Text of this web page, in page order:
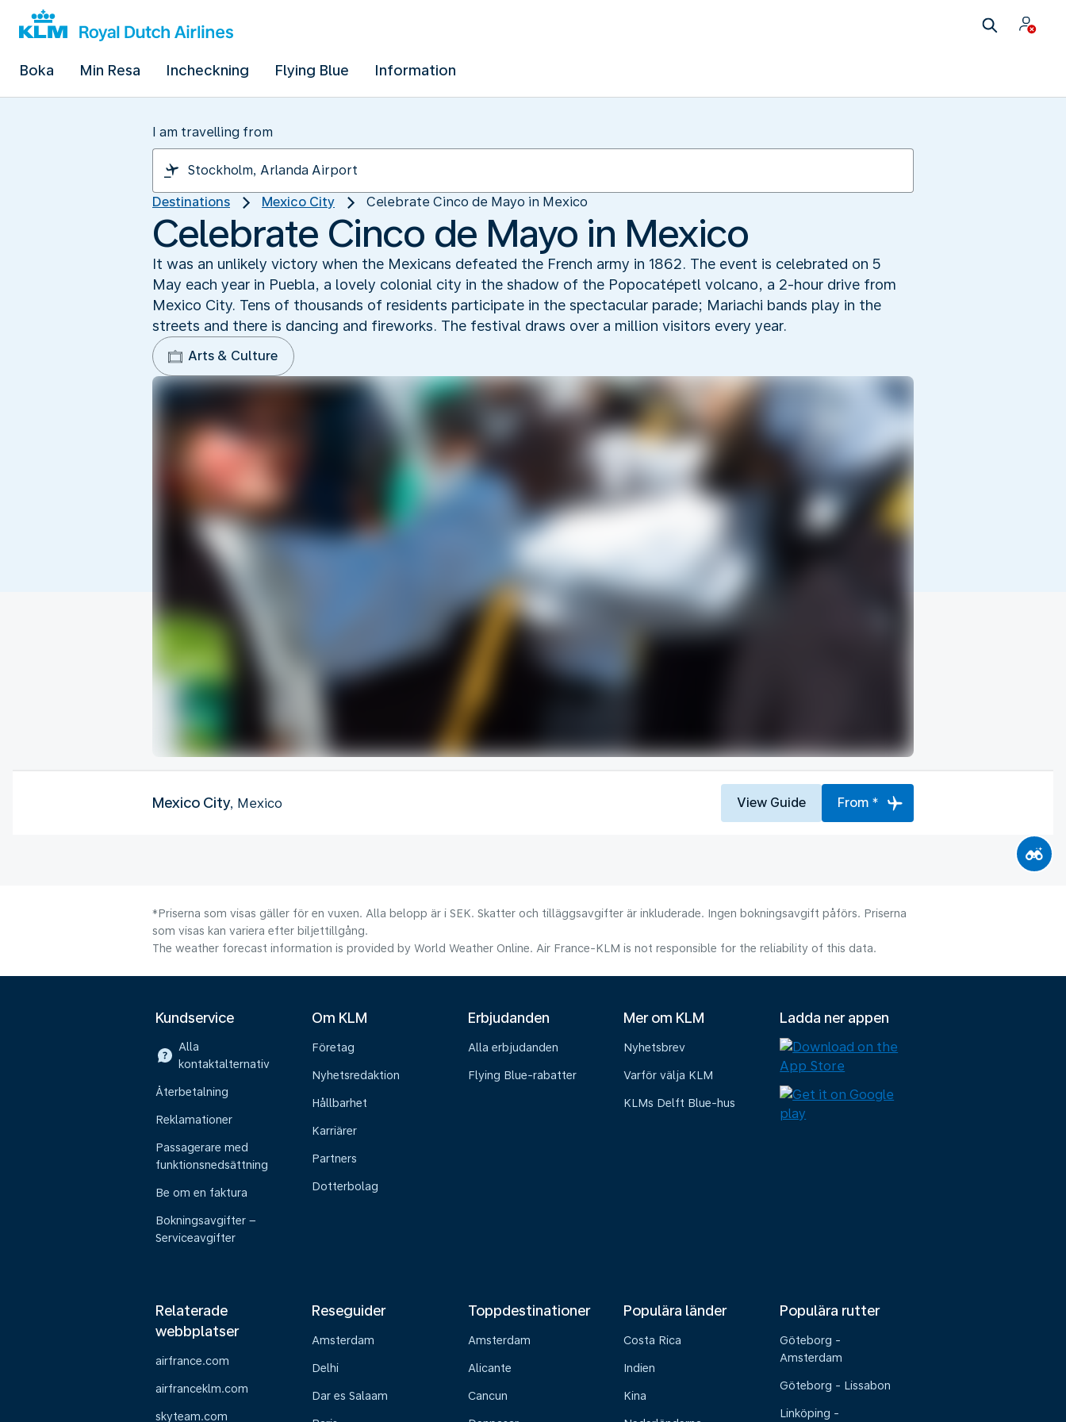
Boka Min Resa Incheckning Flying Blue Information
I am travelling from
Destinations Mexico City Celebrate Cinco de Mayo in Mexico
Celebrate Cinco de Mayo in Mexico
It was an unlikely victory when the Mexicans defeated the French army in 1862. The event is celebrated on 5
May each year in Puebla, a lovely colonial city in the shadow of the Popocatépetl volcano, a 2-hour drive from
Mexico City. Tens of thousands of residents participate in the spectacular parade; Mariachi bands play in the
streets and there is dancing and fireworks. The festival draws over a million visitors every year.
Arts & Culture
Mexico City, Mexico View Guide From *
*Priserna som visas gäller för en vuxen. Alla belopp är i SEK. Skatter och tilläggsavgifter är inkluderade. Ingen bokningsavgift påförs. Priserna
som visas kan variera efter biljettillgång.
The weather forecast information is provided by World Weather Online. Air France-KLM is not responsible for the reliability of this data.
Kundservice
Alla
kontaktalternativ
Återbetalning
Reklamationer
Passagerare med
funktionsnedsättning
Be om en faktura
Bokningsavgifter –
Serviceavgifter
Om KLM
Företag
Nyhetsredaktion
Hållbarhet
Karriärer
Partners
Dotterbolag
Erbjudanden
Alla erbjudanden
Flying Blue-rabatter
Mer om KLM
Nyhetsbrev
Varför välja KLM
KLMs Delft Blue-hus
Ladda ner appen
Relaterade
webbplatser
airfrance.com
airfranceklm.com
skyteam.com
Reseguider
Amsterdam
Delhi
Dar es Salaam
Toppdestinationer
Amsterdam
Alicante
Cancun
Populära länder
Costa Rica
Indien
Kina
Populära rutter
Göteborg -
Amsterdam
Göteborg - Lissabon
Linköping -